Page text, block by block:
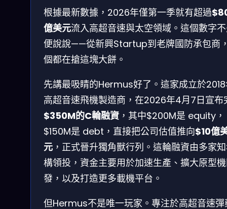
根據最新數據，2026年僅第一季就有超過
億美元流入高超音速與太空領域。這個數字
便說說——從新興Startup到老牌國防承包商
個都在搶這塊大餅。
先講最吸睛的Hermus好了。這家成立於
高超音速飛機製造商，在2026年4月7日宣布
$350M的C輪融資，其中$200M是 equity，
$150M是 debt，直接把公司估值推向$10億
元 ，正式晉升獨角獸行列。這輪融資由多家
構領投，資金主要用於加速生產、擴大原型
發，以及打造更多載機平台。
但Hermus不是唯一玩家。專注於高超音速彈